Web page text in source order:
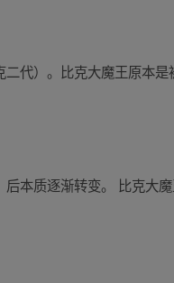
代）。比克大魔王原本
本质逐渐转变。 比克大